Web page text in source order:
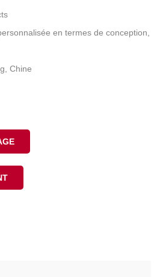
en termes de conception,
Chine